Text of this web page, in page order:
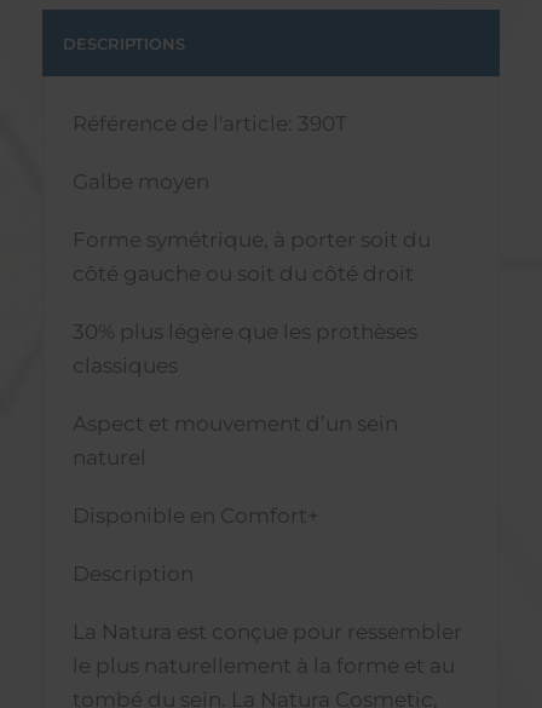
DESCRIPTIONS
Référence de l'article: 390T
Galbe moyen
Forme symétrique, à porter soit du
côté gauche ou soit du côté droit
30% plus légère que les prothèses
classiques
Aspect et mouvement d’un sein
naturel
Disponible en Comfort+
Description
La Natura est conçue pour ressembler
le plus naturellement à la forme et au
tombé du sein. La Natura Cosmetic,